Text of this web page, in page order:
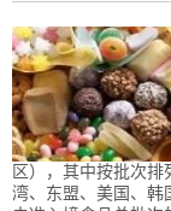
区），其中按批次排
湾、东盟、美国、韩